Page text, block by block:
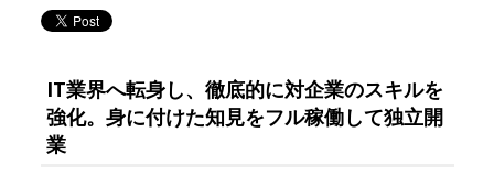
IT業界へ転身し、徹底的に対企業のスキルを
強化。身に付けた知見をフル稼働して独立開
業